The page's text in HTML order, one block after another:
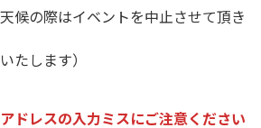
候の際はイベントを中止させて頂き
たします）
ドレスの入力ミスにご注意ください